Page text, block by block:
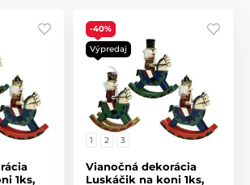
1ks,
-40%
Výpredaj
1 2 3
Vianočná dekorácia
Luskáčik na koni 1ks,